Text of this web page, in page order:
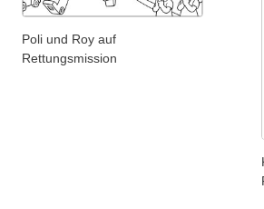
Poli und Roy auf
Rettungsmission